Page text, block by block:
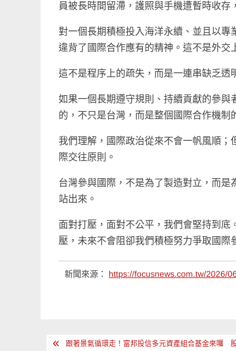
員被長時間留滯，護照與手機遭暫時收存
對一個長期積極投入海洋永續、並且以
違背了國際合作應有的精神。這不是外交
這不是程序上的疏失，而是一連串缺乏透
如果一個長期遵守規則、持續貢獻的參
的，不只是台灣，而是整個國際合作機制
我們理解，國際政治從來不會一帆風順；
際交往原則。
台灣參與國際，不是為了製造對立，而
站出來。
面對打壓，面對不公平，我們會堅持到
壓，未來不會阻卻我們積極努力爭取國際
新聞來源： https://focusnews.com.tw/2026/
文 跟著景氣循環走！富邦投信多元資產組合基金來囉